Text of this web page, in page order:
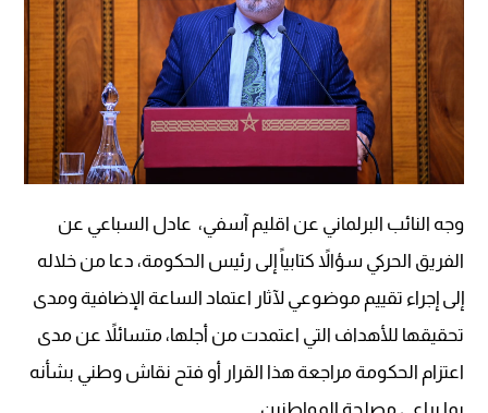
وجه النائب البرلماني عن اقليم آسفي، عادل السباعي عن
الفريق الحركي سؤالاً كتابياً إلى رئيس الحكومة، دعا من خلاله
إلى إجراء تقييم موضوعي لآثار اعتماد الساعة الإضافية ومدى
تحقيقها للأهداف التي اعتمدت من أجلها، متسائلاً عن مدى
اعتزام الحكومة مراجعة هذا القرار أو فتح نقاش وطني بشأنه